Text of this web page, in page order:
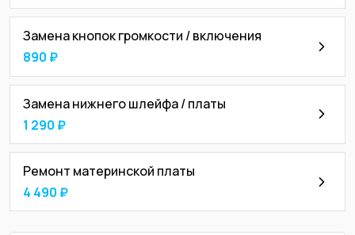
Замена кнопок громкости / включения
890 ₽
Замена нижнего шлейфа / платы
1 290 ₽
Ремонт материнской платы
4 490 ₽